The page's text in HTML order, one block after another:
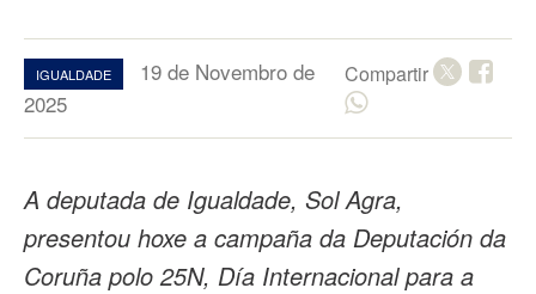
IGUALDADE
19 de Novembro de
2025
Compartir
A deputada de Igualdade, Sol Agra,
presentou hoxe a campaña da Deputación da
Coruña polo 25N, Día Internacional para a